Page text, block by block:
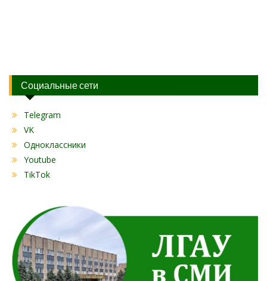
Социальные сети
Telegram
VK
Одноклассники
Youtube
TikTok